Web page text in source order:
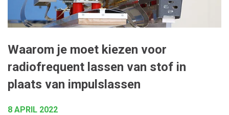
Waarom je moet kiezen voor
radiofrequent lassen van stof in
plaats van impulslassen
8 APRIL 2022